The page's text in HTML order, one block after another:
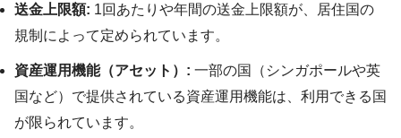
送金上限額: 1回あたりや年間の送金上限額が、居住国の
規制によって定められています。
資産運用機能（アセット）: 一部の国（シンガポールや英
国など）で提供されている資産運用機能は、利用できる国
が限られています。